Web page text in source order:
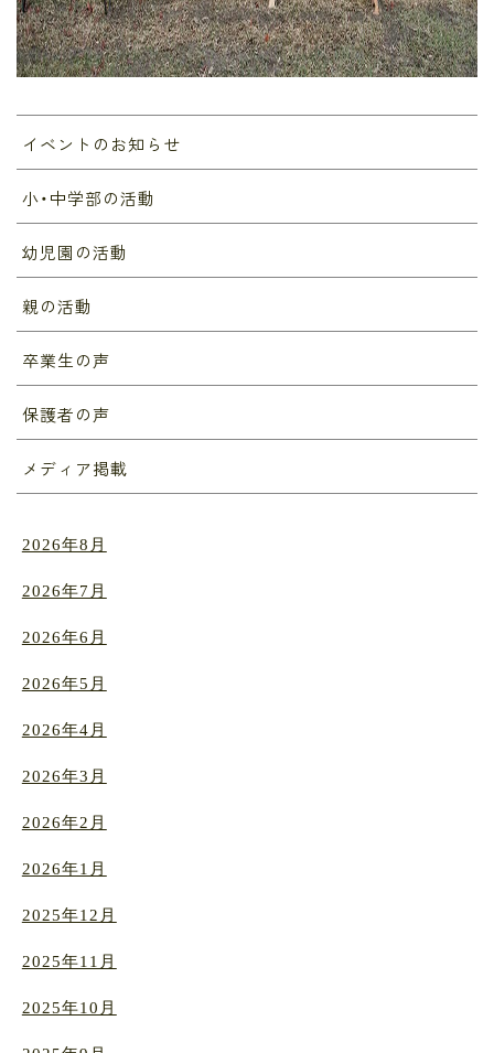
イベントのお知らせ
小・中学部の活動
幼児園の活動
親の活動
卒業生の声
保護者の声
メディア掲載
2026年8月
2026年7月
2026年6月
2026年5月
2026年4月
2026年3月
2026年2月
2026年1月
2025年12月
2025年11月
2025年10月